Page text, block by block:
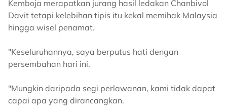
Kemboja merapatkan jurang hasil ledakan Chanbivol
Davit tetapi kelebihan tipis itu kekal memihak Malaysia
hingga wisel penamat.
"Keseluruhannya, saya berputus hati dengan
persembahan hari ini.
"Mungkin daripada segi perlawanan, kami tidak dapat
capai apa yang dirancangkan.